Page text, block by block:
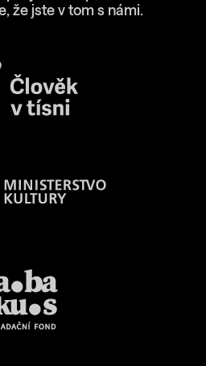
že jste v tom s námi.